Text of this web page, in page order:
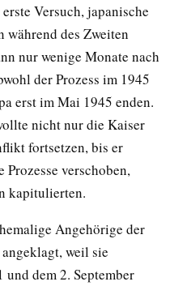
Versuch, japanische
des Zweiten
nur wenige Monate nach
der Prozess im 1945
erst im Mai 1945 enden.
nicht nur die Kaiser
fortsetzen, bis er
Prozesse verschoben,
kapitulierten.
Angehörige der
weil sie
dem 2. September